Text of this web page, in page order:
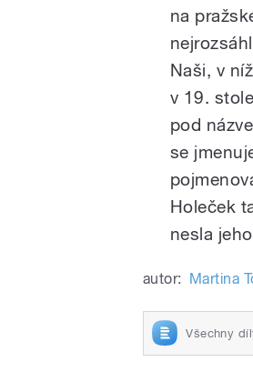
na
Naši, v
v 19.
pod
se
Holeček
nesla
autor: Martina
Všechny